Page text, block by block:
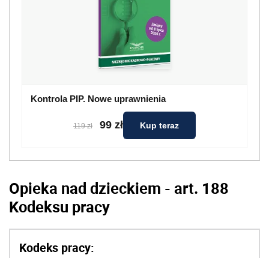
Kontrola PIP. Nowe uprawnienia
119 zł 99 zł Kup teraz
Opieka nad dzieckiem - art. 188
Kodeksu pracy
Kodeks pracy: